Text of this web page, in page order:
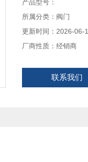
产品型号：
所属分类：阀门
更新时间：2026-06-
厂商性质：经销商
联系我们